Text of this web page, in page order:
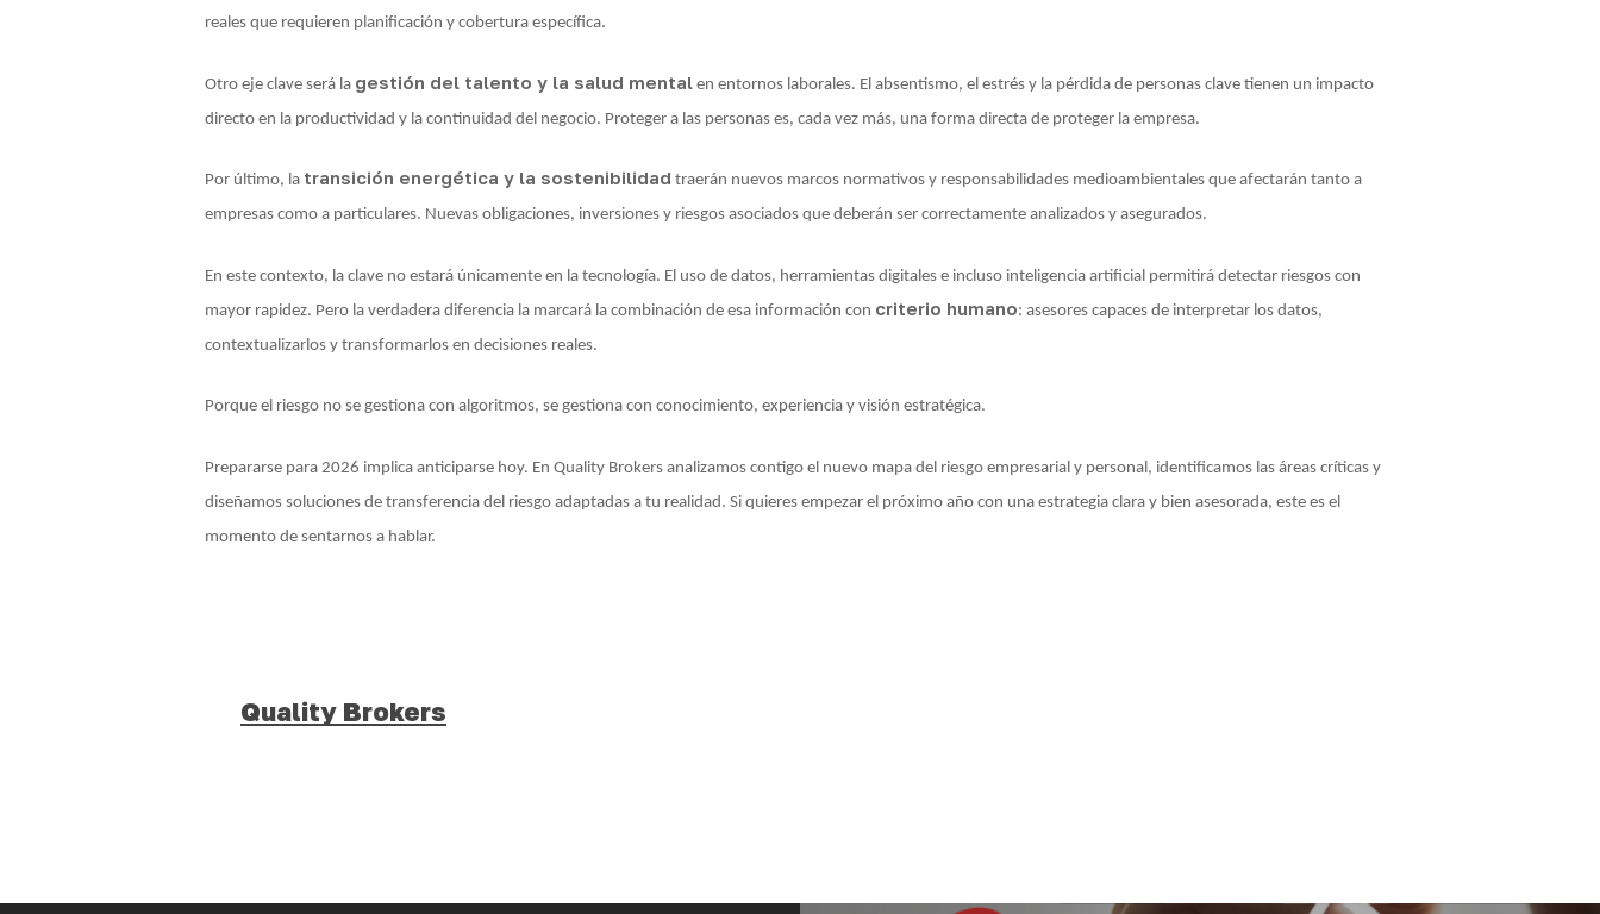
reales que requieren planificación y cobertura específica.
Otro eje clave será la gestión del talento y la salud mental en entornos laborales. El absentismo, el estrés y la pérdida de personas clave tienen un impacto
directo en la productividad y la continuidad del negocio. Proteger a las personas es, cada vez más, una forma directa de proteger la empresa.
Por último, la transición energética y la sostenibilidad traerán nuevos marcos normativos y responsabilidades medioambientales que afectarán tanto a
empresas como a particulares. Nuevas obligaciones, inversiones y riesgos asociados que deberán ser correctamente analizados y asegurados.
En este contexto, la clave no estará únicamente en la tecnología. El uso de datos, herramientas digitales e incluso inteligencia artificial permitirá detectar riesgos con
mayor rapidez. Pero la verdadera diferencia la marcará la combinación de esa información con criterio humano: asesores capaces de interpretar los datos,
contextualizarlos y transformarlos en decisiones reales.
Porque el riesgo no se gestiona con algoritmos, se gestiona con conocimiento, experiencia y visión estratégica.
Prepararse para 2026 implica anticiparse hoy. En Quality Brokers analizamos contigo el nuevo mapa del riesgo empresarial y personal, identificamos las áreas críticas y
diseñamos soluciones de transferencia del riesgo adaptadas a tu realidad. Si quieres empezar el próximo año con una estrategia clara y bien asesorada, este es el
momento de sentarnos a hablar.
Quality Brokers